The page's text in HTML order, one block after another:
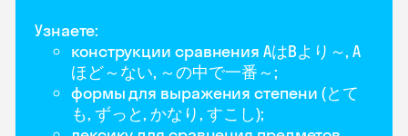
Узнаете:
конструкции сравнения AはBより～, A
ほど～ない, ～の中で一番～;
формы для выражения степени (とて
も, ずっと, かなり, すこし);